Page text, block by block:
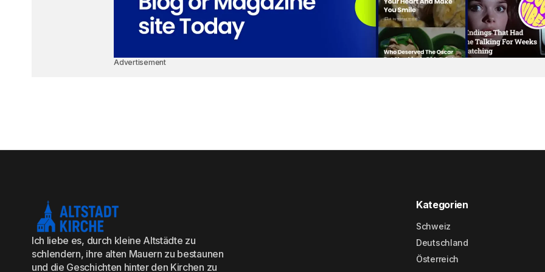
Advertisement
Ich liebe es, durch kleine Altstädte zu
schlendern, ihre alten Mauern zu bestaunen
und die Geschichten hinter den Kirchen zu
Kategorien
Schweiz
Deutschland
Österreich